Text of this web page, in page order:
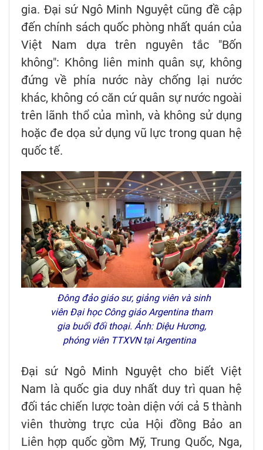
gia. Đại sứ Ngô Minh Nguyệt cũng đề cập
đến chính sách quốc phòng nhất quán của
Việt Nam dựa trên nguyên tắc "Bốn
không": Không liên minh quân sự, không
đứng về phía nước này chống lại nước
khác, không có căn cứ quân sự nước ngoài
trên lãnh thổ của mình, và không sử dụng
hoặc đe dọa sử dụng vũ lực trong quan hệ
quốc tế.
Đông đảo giáo sư, giảng viên và sinh
viên Đại học Công giáo Argentina tham
gia buổi đối thoại. Ảnh: Diệu Hương,
phóng viên TTXVN tại Argentina
Đại sứ Ngô Minh Nguyệt cho biết Việt
Nam là quốc gia duy nhất duy trì quan hệ
đối tác chiến lược toàn diện với cả 5 thành
viên thường trực của Hội đồng Bảo an
Liên hợp quốc gồm Mỹ, Trung Quốc, Nga,